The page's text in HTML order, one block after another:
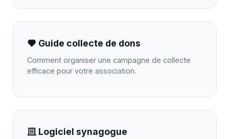
Guide collecte de dons
Comment organiser une campagne de collecte
efficace pour votre association.
Logiciel synagogue